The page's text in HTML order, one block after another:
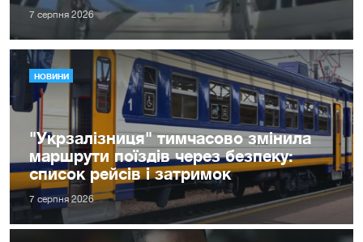
7 серпня 2026
НОВИНИ
"Укрзалізниця" тимчасово змінила
маршрути поїздів через безпеку:
список рейсів і затримок
7 серпня 2026